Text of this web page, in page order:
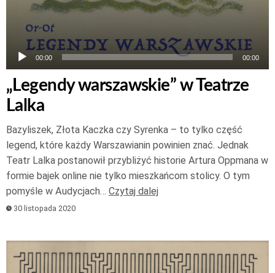
00:00 00:00
„Legendy warszawskie” w Teatrze
Lalka
Bazyliszek, Złota Kaczka czy Syrenka – to tylko część
legend, które każdy Warszawianin powinien znać. Jednak
Teatr Lalka postanowił przybliżyć historie Artura Oppmana w
formie bajek online nie tylko mieszkańcom stolicy. O tym
pomyśle w Audycjach… Czytaj dalej
30 listopada 2020
plików